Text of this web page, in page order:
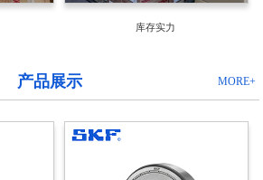
库存实力
MORE+
产品展示